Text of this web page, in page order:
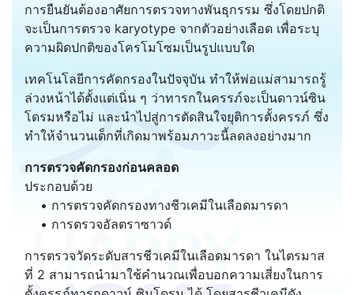
การยืนยันต้องอาศัยการตรวจทางพันธุกรรม ซึ่งโดยปกติ
จะเป็นการตรวจ karyotype จากตัวอย่างเลือด เพื่อระบุ
ความผิดปกติของโครโมโซมเป็นรูปแบบใด
เทคโนโลยีการคัดกรองในปัจจุบัน ทำให้พ่อแม่สามารถรู้
ล่วงหน้าได้ตั้งแต่เนิ่น ๆ ว่าทารกในครรภ์จะเป็นดาวน์ซิน
โดรมหรือไม่ และนำไปสู่การตัดสินใจยุติการตั้งครรภ์ ซึ่ง
ทำให้จำนวนเด็กที่เกิดมาพร้อมภาวะนี้ลดลงอย่างมาก
การตรวจคัดกรองก่อนคลอด
ประกอบด้วย
• การตรวจคัดกรองทางชีวเคมีในเลือดมารดา
• การตรวจอัลตราซาวด์
การตรวจวัดระดับสารชีวเคมีในเลือดมารดา ในไตรมาส
ที่ 2 สามารถนำมาใช้คำนวณเพื่อบอกความเสี่ยงในการ